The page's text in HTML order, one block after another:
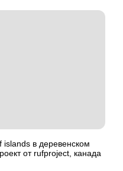
в деревенском
от rufproject, канада